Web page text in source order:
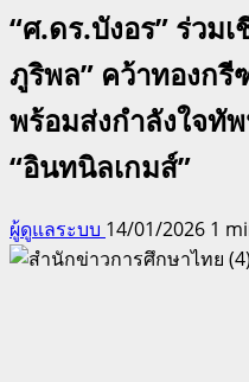
“ศ.ดร.บังอร” ร่วม
ภูริพล” คว้าทองก
พร้อมส่งกำลังใจทั
“อินทนิลเกมส์”
ผู้ดูแลระบบ 14/01/2026 1